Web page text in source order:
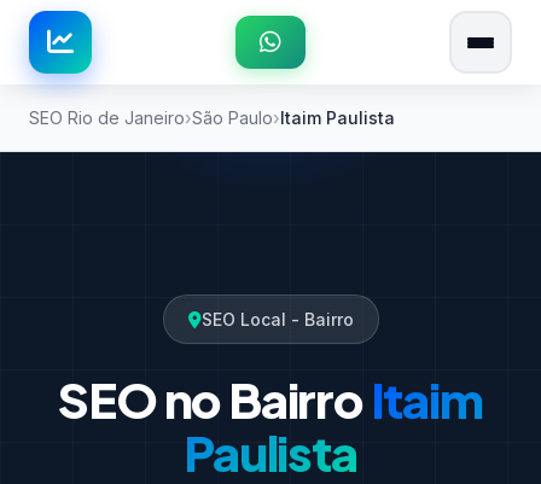
SEO Rio de Janeiro São Paulo Itaim Paulista
SEO Local - Bairro
SEO no BairroItaim
Paulista